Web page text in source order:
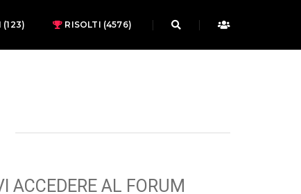
(123) RISOLTI (4576)
ACCEDERE AL FORUM